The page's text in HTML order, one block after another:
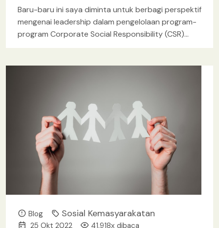
Baru-baru ini saya diminta untuk berbagi perspektif
mengenai leadership dalam pengelolaan program-
program Corporate Social Responsibility (CSR)
Blog Sosial Kemasyarakatan
25 Okt 2022 41.918x dibaca